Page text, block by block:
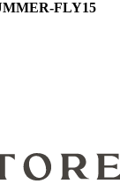
FLY15